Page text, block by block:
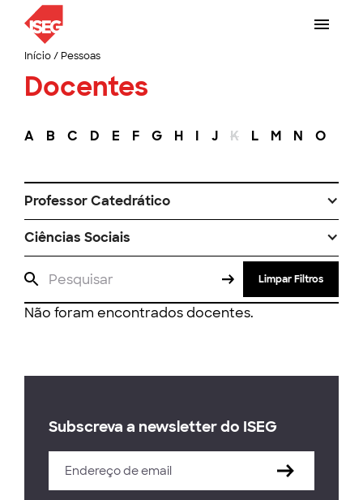
Início/ Pessoas
Docentes
A B C D E F G H I J K L M N O
Professor Catedrático
Ciências Sociais
Limpar Filtros
Não foram encontrados docentes.
Subscreva a newsletter do ISEG